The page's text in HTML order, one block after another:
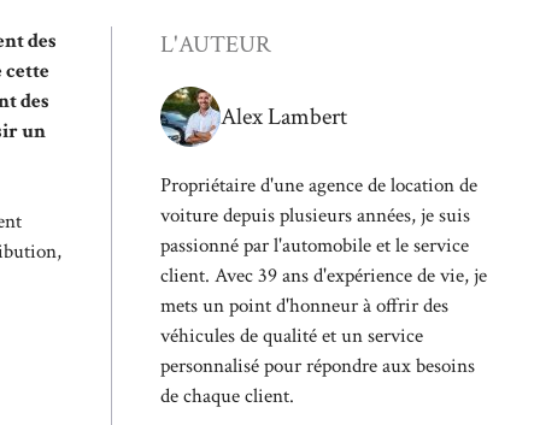
des
cette
des
un
L'AUTEUR
Alex Lambert
Propriétaire d'une agence de location de
voiture depuis plusieurs années, je suis
passionné par l'automobile et le service
client. Avec 39 ans d'expérience de vie, je
mets un point d'honneur à offrir des
véhicules de qualité et un service
personnalisé pour répondre aux besoins
de chaque client.